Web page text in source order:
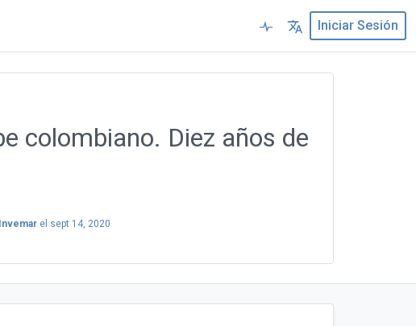
Iniciar Sesión
colombiano. Diez años de
el sept 14, 2020